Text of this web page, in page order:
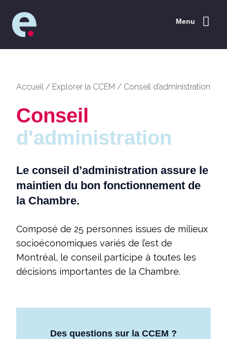
Menu
Accueil / Explorer la CCEM / Conseil d’administration
Conseil
d'administration
Le conseil d’administration assure le
maintien du bon fonctionnement de
la Chambre.
Composé de 25 personnes issues de milieux
socioéconomiques variés de l’est de
Montréal, le conseil participe à toutes les
décisions importantes de la Chambre.
Des questions sur la CCEM ?